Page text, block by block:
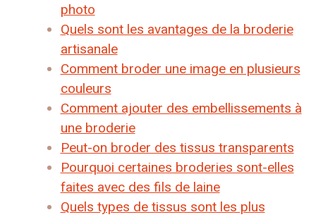
photo
Quels sont les avantages de la broderie
artisanale
Comment broder une image en plusieurs
couleurs
Comment ajouter des embellissements à
une broderie
Peut-on broder des tissus transparents
Pourquoi certaines broderies sont-elles
faites avec des fils de laine
Quels types de tissus sont les plus